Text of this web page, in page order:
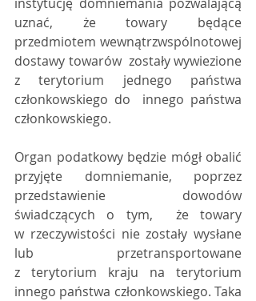
uznać, że towary będące
przedmiotem wewnątrzwspólnotowej
dostawy towarów  zostały wywiezione
z terytorium jednego państwa
członkowskiego do  innego państwa
członkowskiego.
Organ podatkowy będzie mógł obalić
przyjęte domniemanie, poprzez
przedstawienie dowodów
świadczących o tym,  że towary
w rzeczywistości nie zostały wysłane
lub przetransportowane
z terytorium kraju na terytorium
innego państwa członkowskiego. Taka